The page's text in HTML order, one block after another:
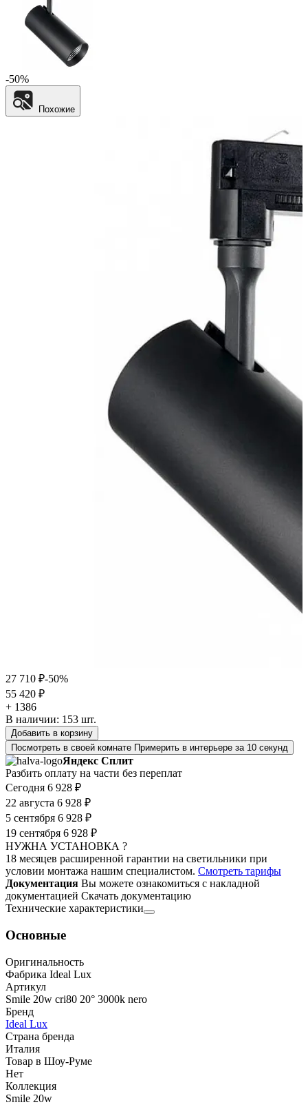
-50%
Похожие
27 710 ₽-50%
55 420 ₽
+ 1386
В наличии: 153 шт.
Добавить в корзину
Посмотреть в своей комнате Примерить в интерьере за 10 секунд
Яндекс Сплит
Разбить оплату на части без переплат
Сегодня 6 928 ₽
22 августа 6 928 ₽
5 сентября 6 928 ₽
19 сентября 6 928 ₽
НУЖНА УСТАНОВКА ?
18 месяцев расширенной гарантии на светильники при
условии монтажа нашим специалистом. Смотреть тарифы
Документация Вы можете ознакомиться с накладной
документацией Скачать документацию
Технические характеристики
Основные
Оригинальность
Фабрика Ideal Lux
Артикул
Smile 20w cri80 20° 3000k nero
Бренд
Ideal Lux
Страна бренда
Италия
Товар в Шоу-Руме
Нет
Коллекция
Smile 20w